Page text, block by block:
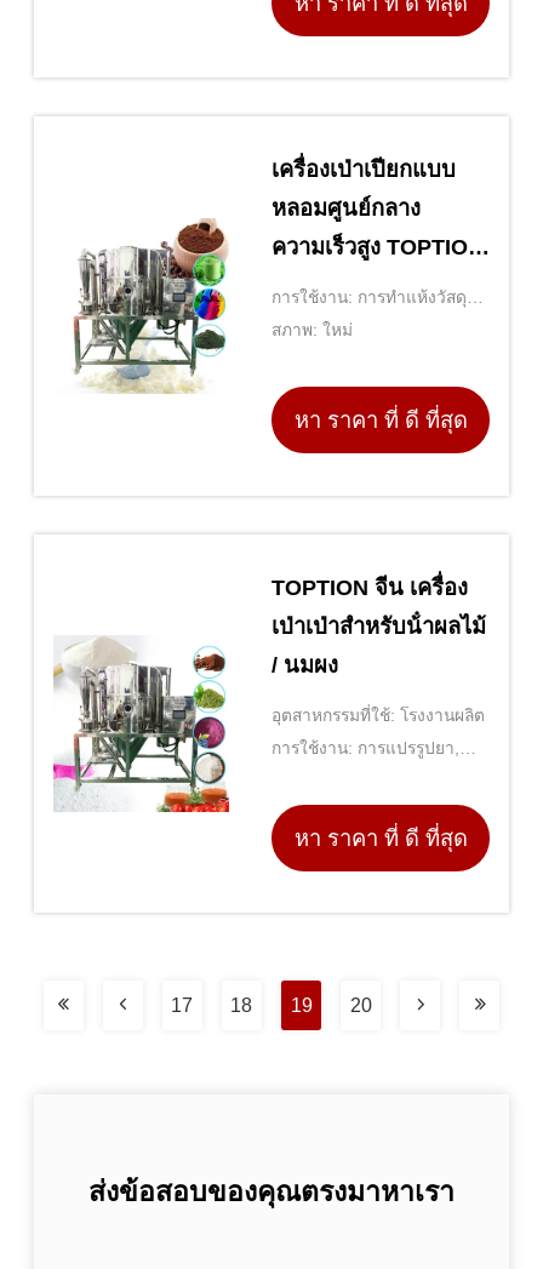
เครื่องเป่าเปียกแบบ
หลอมศูนย์กลาง
ความเร็วสูง TOPTION
รับรอง ISO CE
การใช้งาน: การทำแห้งวัสดุ
ของเหลวสภาพ: ใหม่
หา ราคา ที่ ดี ที่สุด
TOPTION จีน เครื่อง
เป่าเป่าสําหรับน้ําผลไม้
/ นมผง
อุตสาหกรรมที่ใช้: โรงงานผลิต
การใช้งาน: การแปรรูปยา,
หา ราคา ที่ ดี ที่สุด
17 18 19 20
ส่งข้อสอบของคุณตรงมาหาเรา